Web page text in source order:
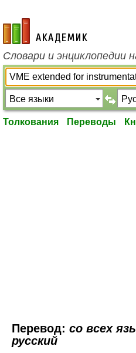
academic.ru
Словари и энциклопедии
Толкования Переводы
Перевод: со всех
русский